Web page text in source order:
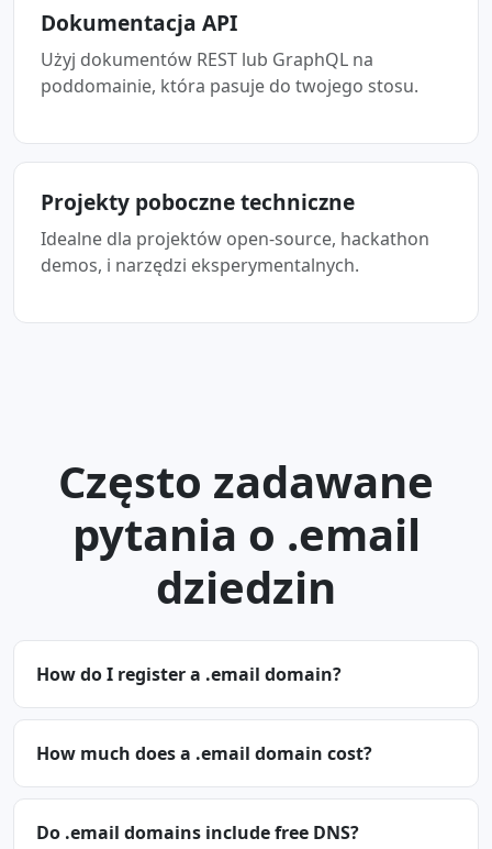
Dokumentacja API
Użyj dokumentów REST lub GraphQL na
poddomainie, która pasuje do twojego stosu.
Projekty poboczne techniczne
Idealne dla projektów open-source, hackathon
demos, i narzędzi eksperymentalnych.
Często zadawane
pytania o .email
dziedzin
How do I register a .email domain?
How much does a .email domain cost?
Do .email domains include free DNS?